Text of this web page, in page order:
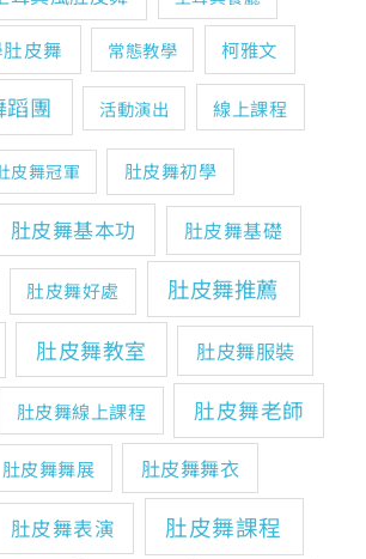
皮舞 常態教學 柯雅文
蹈團 活動演出 線上課程
皮舞冠軍 肚皮舞初學
肚皮舞基本功 肚皮舞基礎
肚皮舞好處
肚皮舞推薦
肚皮舞教室 肚皮舞服裝
肚皮舞線上課程 肚皮舞老師
肚皮舞舞展 肚皮舞舞衣
肚皮舞表演 肚皮舞課程